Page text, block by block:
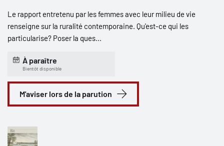
Le rapport entretenu par les femmes avec leur milieu de vie
renseigne sur la ruralité contemporaine. Qu'est-ce qui les
particularise? Poser la ques...
À paraître
Bientôt disponible
M'aviser lors de la parution